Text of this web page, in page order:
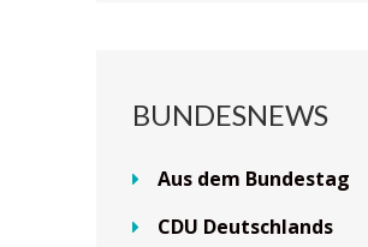
BUNDESNEWS
Aus dem Bundestag
CDU Deutschlands